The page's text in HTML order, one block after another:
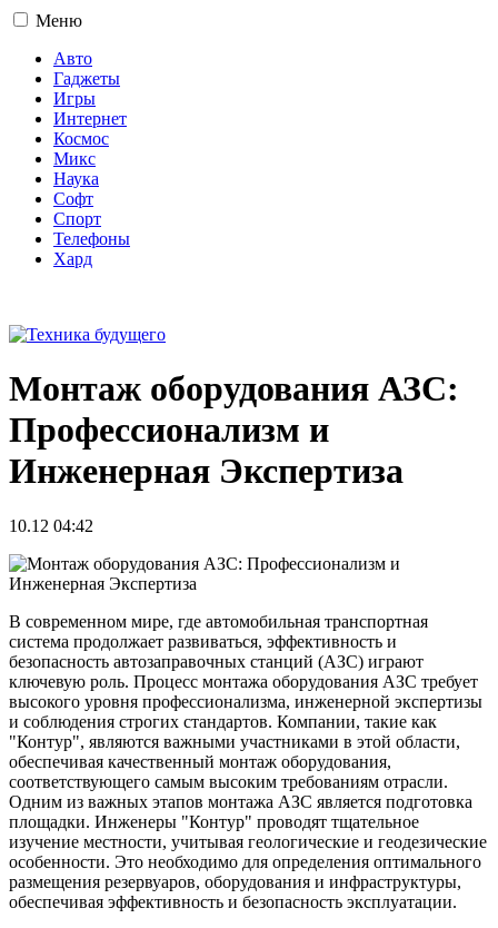
Меню
Авто
Гаджеты
Игры
Интернет
Космос
Микс
Наука
Софт
Спорт
Телефоны
Хард
Монтаж оборудования АЗС:
Профессионализм и
Инженерная Экспертиза
10.12 04:42
В современном мире, где автомобильная транспортная
система продолжает развиваться, эффективность и
безопасность автозаправочных станций (АЗС) играют
ключевую роль. Процесс монтажа оборудования АЗС требует
высокого уровня профессионализма, инженерной экспертизы
и соблюдения строгих стандартов. Компании, такие как
"Контур", являются важными участниками в этой области,
обеспечивая качественный монтаж оборудования,
соответствующего самым высоким требованиям отрасли.
Одним из важных этапов монтажа АЗС является подготовка
площадки. Инженеры "Контур" проводят тщательное
изучение местности, учитывая геологические и геодезические
особенности. Это необходимо для определения оптимального
размещения резервуаров, оборудования и инфраструктуры,
обеспечивая эффективность и безопасность эксплуатации.